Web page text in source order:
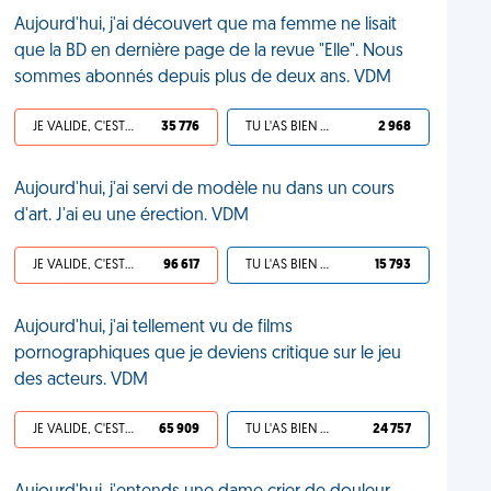
Aujourd'hui, j'ai découvert que ma femme ne lisait
que la BD en dernière page de la revue "Elle". Nous
sommes abonnés depuis plus de deux ans. VDM
JE VALIDE, C'EST UNE VDM 35 776 TU L'AS BIEN MÉRITÉ 2 968
Aujourd'hui, j'ai servi de modèle nu dans un cours
d'art. J'ai eu une érection. VDM
JE VALIDE, C'EST UNE VDM 96 617 TU L'AS BIEN MÉRITÉ 15 793
Aujourd'hui, j'ai tellement vu de films
pornographiques que je deviens critique sur le jeu
des acteurs. VDM
JE VALIDE, C'EST UNE VDM 65 909 TU L'AS BIEN MÉRITÉ 24 757